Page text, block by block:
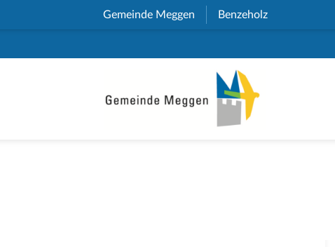
Gemeinde Meggen (External Link)
Benzeholz(External Link)